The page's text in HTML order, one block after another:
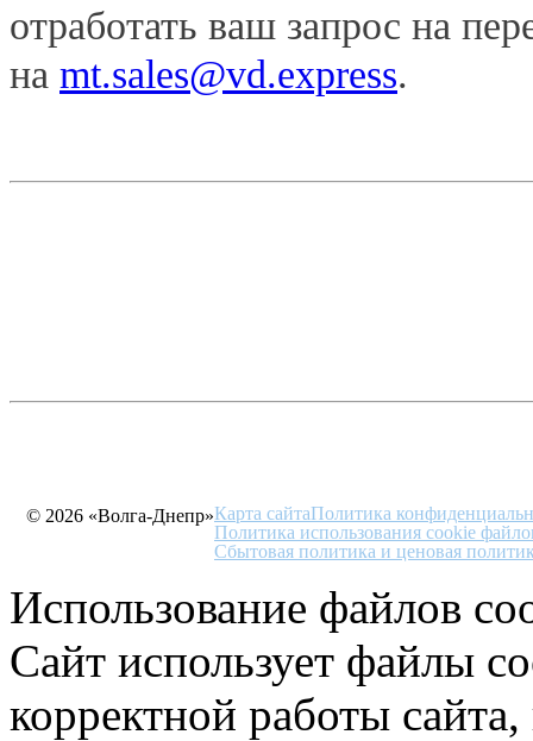
отработать ваш запрос на
на mt.sales@vd.express.
© 2026 «Волга-Днепр»Карта сайтаПолитика
Политика использования cookie
Сбытовая политика и ценовая
Использование файлов
Сайт использует файлы
корректной работы